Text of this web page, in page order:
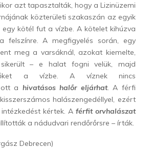
azt tapasztalták, hogy a Lizinüzemi
közterületi szakaszán az egyik
kötél fut a vízbe. A kötelet kihúzva
felszínre. A megfigyelés során, egy
meg a varsáknál, azokat kiemelte,
– e halat fogni velük, majd
őket a vízbe. A víznek nincs
ott a hivatásos halőr eljárhat. A férfi
halászengedéllyel, ezért
kértek. A férfit orvhalászat
a nádudvari rendőrőrsre – írták.
Debrecen)